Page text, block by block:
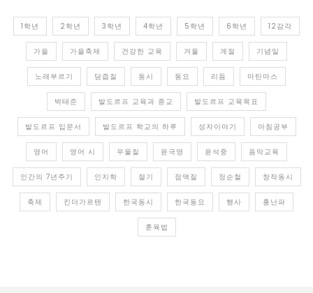
1학년 2학년 3학년 4학년 5학년 6학년 12감각
가을 가을축제 건강한 교육 겨울 계절 기념일
노래부르기 담즙질 동시 동요 리듬 마틴마스
박태준 발도르프 교육과 종교 발도르프 교육목표
발도르프 입문서 발도르프 학교의 하루 성자이야기 아침공부
영어 영어 시 우울질 윤극영 윤석중 음악교육
인간의 7년주기 인지학 절기 점액질 정순철 창작동시
축제 킨더가르텐 한국동시 한국동요 행사 홍난파
훈육법